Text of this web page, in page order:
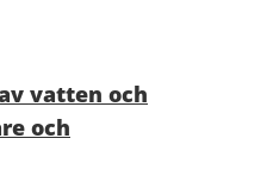
vatten och
och